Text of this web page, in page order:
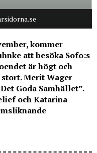
kommer
att besöka Sofo:s
är högt och
Merit Wager
Goda Samhället”.
och Katarina